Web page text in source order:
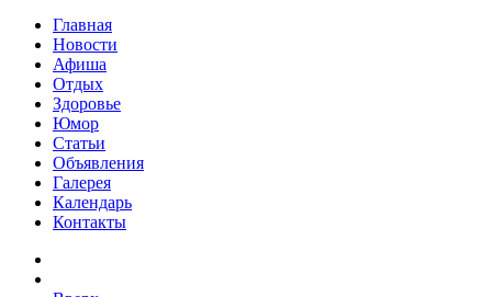
Главная
Новости
Афиша
Отдых
Здоровье
Юмор
Статьи
Объявления
Галерея
Календарь
Контакты